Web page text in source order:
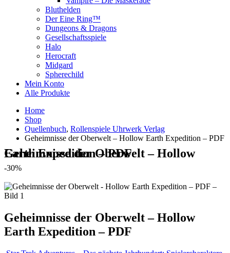
Bluthelden
Der Eine Ring™
Dungeons & Dragons
Gesellschaftsspiele
Halo
Herocraft
Midgard
Spherechild
Mein Konto
Alle Produkte
Home
Shop
Quellenbuch, Rollenspiele Uhrwerk Verlag
Geheimnisse der Oberwelt – Hollow Earth Expedition – PDF
Geheimnisse der Oberwelt – Hollow Earth Expedition – PDF
-30%
Geheimnisse der Oberwelt – Hollow
Earth Expedition – PDF